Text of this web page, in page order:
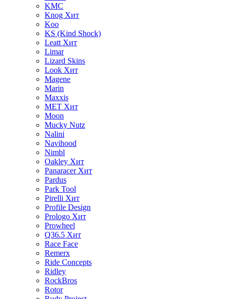
KMC
Knog Хит
Koo
KS (Kind Shock)
Leatt Хит
Limar
Lizard Skins
Look Хит
Magene
Marin
Maxxis
MET Хит
Moon
Mucky Nutz
Nalini
Navihood
Nimbl
Oakley Хит
Panaracer Хит
Pardus
Park Tool
Pirelli Хит
Profile Design
Prologo Хит
Prowheel
Q36.5 Хит
Race Face
Remerx
Ride Concepts
Ridley
RockBros
Rotor